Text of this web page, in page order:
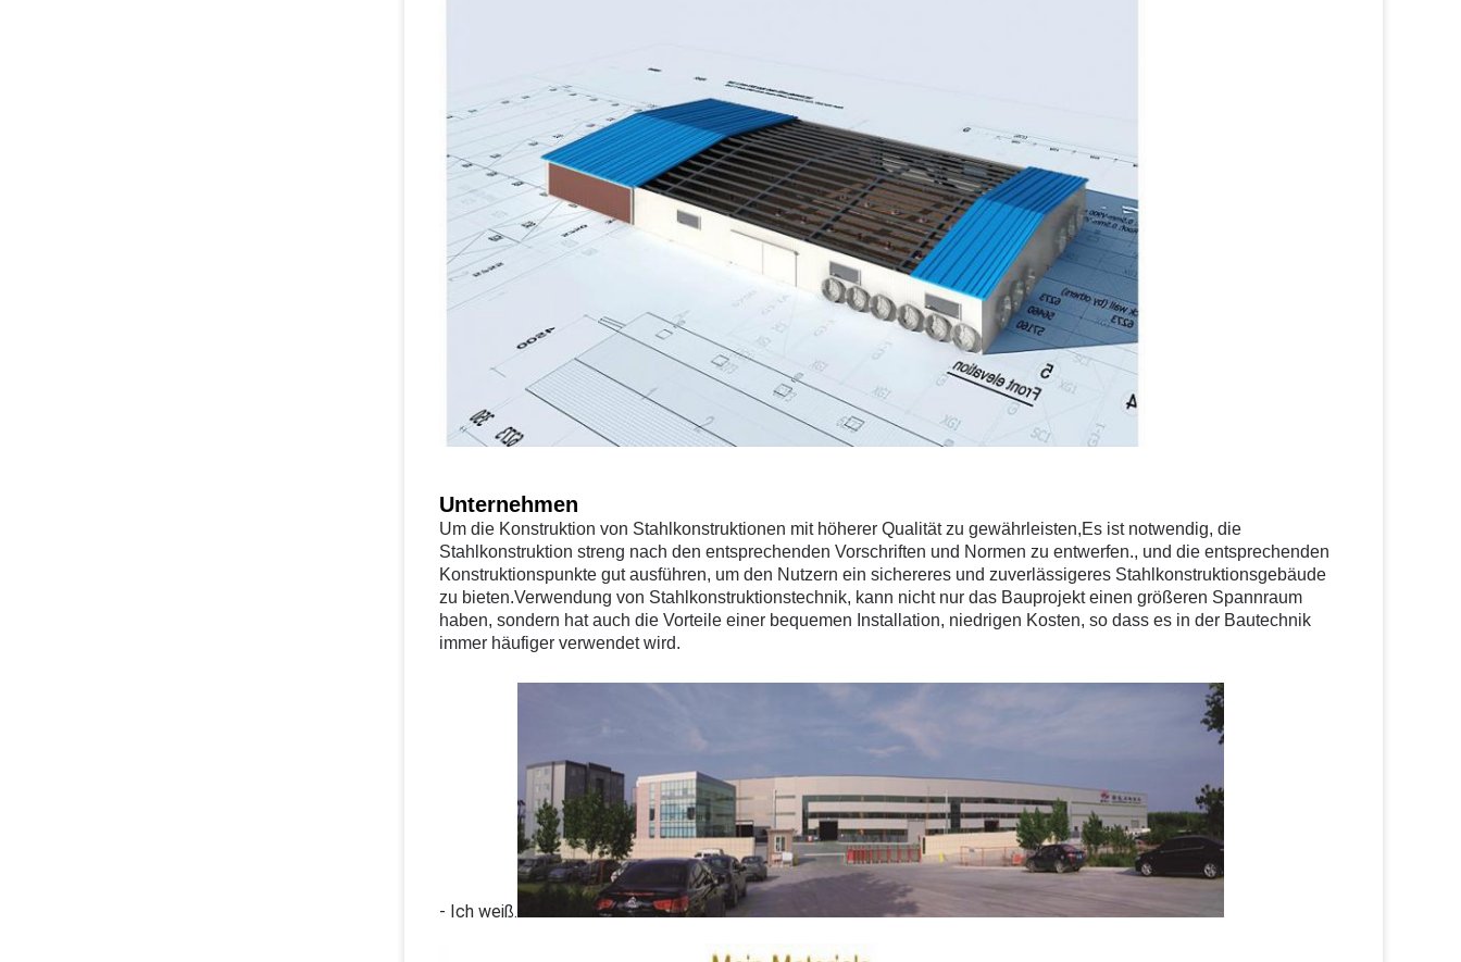
Unternehmen
Um die Konstruktion von Stahlkonstruktionen mit höherer Qualität zu gewährleisten,Es ist notwendig, die
Stahlkonstruktion streng nach den entsprechenden Vorschriften und Normen zu entwerfen., und die entsprechenden
Konstruktionspunkte gut ausführen, um den Nutzern ein sichereres und zuverlässigeres Stahlkonstruktionsgebäude
zu bieten.Verwendung von Stahlkonstruktionstechnik, kann nicht nur das Bauprojekt einen größeren Spannraum
haben, sondern hat auch die Vorteile einer bequemen Installation, niedrigen Kosten, so dass es in der Bautechnik
immer häufiger verwendet wird.
- Ich weiß.